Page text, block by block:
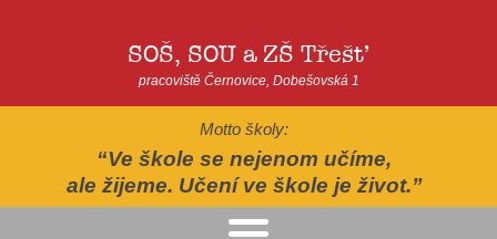
Motto školy:
Ve škole se nejenom učíme,
ale žijeme. Učení ve škole je život.
SOŠ, SOU a ZŠ Třešť
pracoviště Černovice, Dobešovská 1